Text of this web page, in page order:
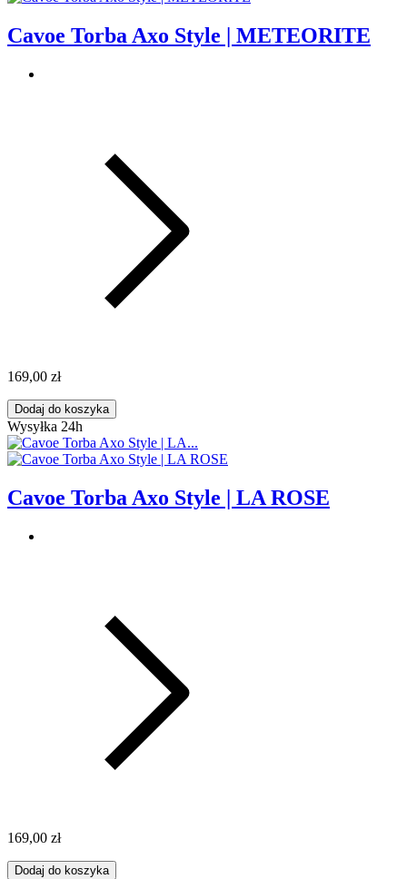
Cavoe Torba Axo Style | METEORITE
169,00 zł
Dodaj do koszyka
Wysyłka 24h
Cavoe Torba Axo Style | LA ROSE
169,00 zł
Dodaj do koszyka